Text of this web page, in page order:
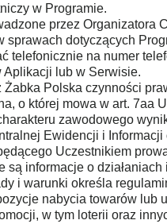
w Programie.
przez
sprawach dotyczących
telefonicznie na numer
Aplikacji lub w Serwisie.
Polska czynności
o której mowa w art. 7aa
zawodowego
Ewidencji i Informacji
Uczestnikiem
informacje o
i warunki określa
nabycia towarów lub
w tym loterii oraz